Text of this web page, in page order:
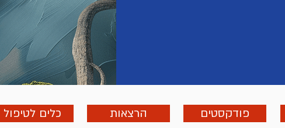
פודקסטים הרצאות כלים לטיפול